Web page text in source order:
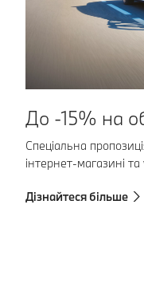
До -15% на
Спеціальна
інтернет-магазині
Дізнайтеся більше